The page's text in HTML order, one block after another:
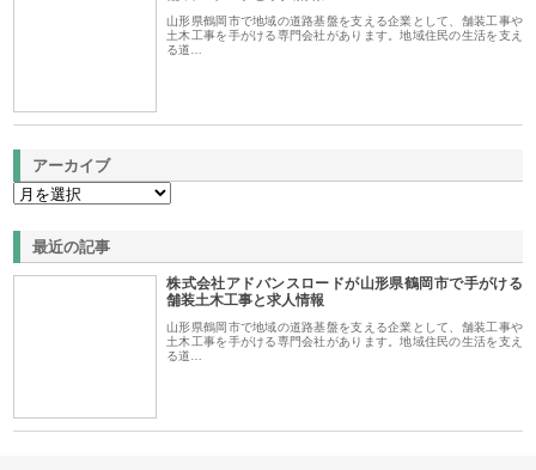
山形県鶴岡市で地域の道路基盤を支える企業として、舗装工事や
土木工事を手がける専門会社があります。地域住民の生活を支え
る道…
アーカイブ
最近の記事
株式会社アドバンスロードが山形県鶴岡市で手がける
舗装土木工事と求人情報
山形県鶴岡市で地域の道路基盤を支える企業として、舗装工事や
土木工事を手がける専門会社があります。地域住民の生活を支え
る道…